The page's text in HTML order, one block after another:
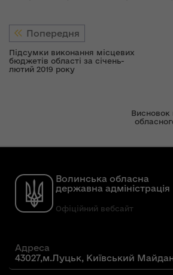
Попередня
Підсумки виконання місцевих
бюджетів області за січень-
лютий 2019 року
Висновок
Волинська обласна
державна адміністрація
Офіційний вебсайт
Адреса
43027,м.Луцьк, Київський